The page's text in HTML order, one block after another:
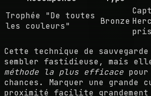
Trophée "De toutes
les couleurs"
Bronze
Cette technique de
sembler fastidieuse, mais elle
méthode la plus efficace
chances. Marquer une grande
proximité facilite